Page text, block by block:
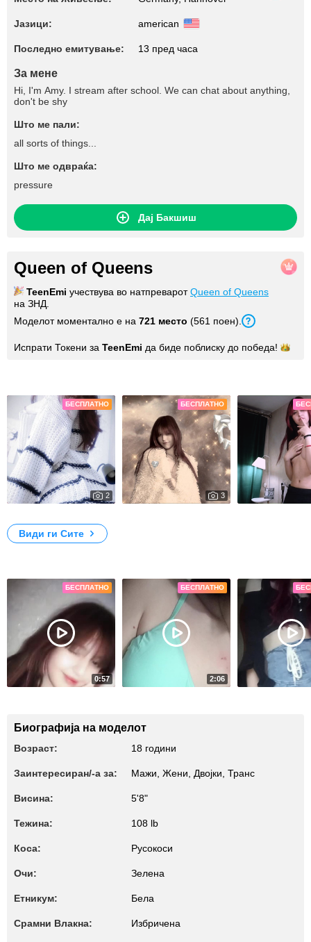
Јазици: american
Последно емитување: 13 пред часа
За мене
Hi, I'm Amy. I stream after school. We can chat about anything,
don't be shy
Што ме пали:
all sorts of things...
Што ме одвраќа:
pressure
Дај Бакшиш
Queen of Queens
TeenEmi учествува во натпреваротQueen of Queens
на ЗНД.
Моделот моментално е на 721 место (561 поен).
Испрати Токени за TeenEmi да биде поблиску до победа!
БЕСПЛАТНО
2
БЕСПЛАТНО
3
Види ги Сите
БЕСПЛАТНО
0:57
БЕСПЛАТНО
2:06
Биографија на моделот
Возраст: 18 години
Заинтересиран/-а за: Мажи, Жени, Двојки, Транс
Висина: 5'8"
Тежина: 108 lb
Коса: Русокоси
Очи: Зелена
Етникум: Бела
Срамни Влакна: Избричена